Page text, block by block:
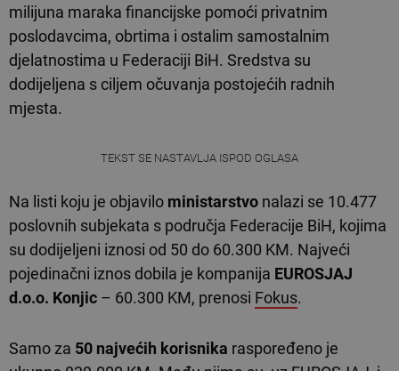
milijuna maraka financijske pomoći privatnim
poslodavcima, obrtima i ostalim samostalnim
djelatnostima u Federaciji BiH. Sredstva su
dodijeljena s ciljem očuvanja postojećih radnih
mjesta.
TEKST SE NASTAVLJA ISPOD OGLASA
Na listi koju je objavilo ministarstvo nalazi se 10.477
poslovnih subjekata s područja Federacije BiH, kojima
su dodijeljeni iznosi od 50 do 60.300 KM. Najveći
pojedinačni iznos dobila je kompanija EUROSJAJ
d.o.o. Konjic – 60.300 KM, prenosi Fokus.
Samo za 50 najvećih korisnika raspoređeno je